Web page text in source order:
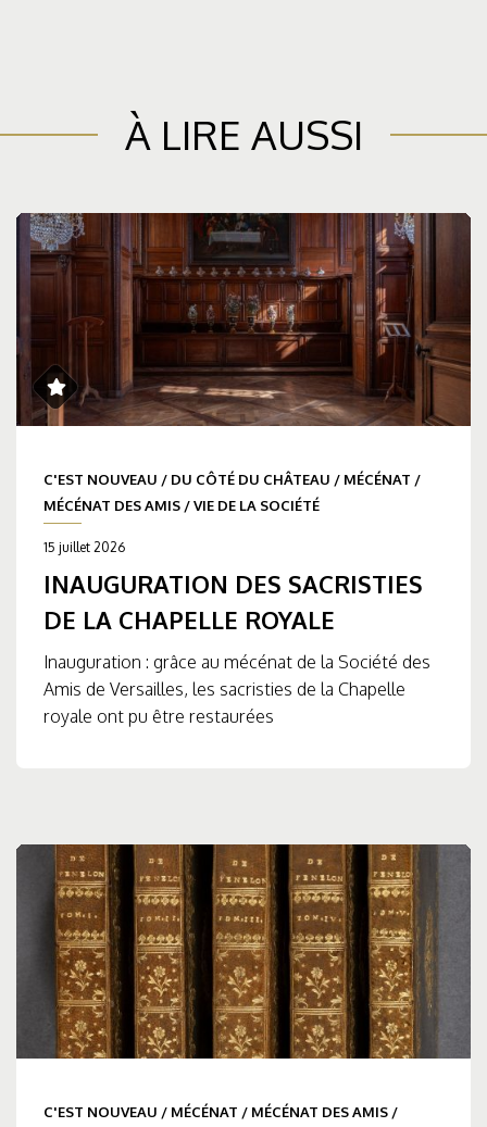
À LIRE AUSSI
C'EST NOUVEAU / DU CÔTÉ DU CHÂTEAU / MÉCÉNAT /
MÉCÉNAT DES AMIS /VIE DE LA SOCIÉTÉ
15 juillet 2026
INAUGURATION DES SACRISTIES
DE LA CHAPELLE ROYALE
Inauguration : grâce au mécénat de la Société des
Amis de Versailles, les sacristies de la Chapelle
royale ont pu être restaurées
C'EST NOUVEAU / MÉCÉNAT / MÉCÉNAT DES AMIS /